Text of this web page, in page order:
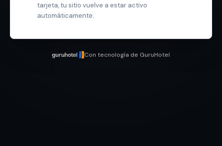
tarjeta, tu sitio vuelve a estar activo
automáticamente.
Con tecnología de GuruHotel